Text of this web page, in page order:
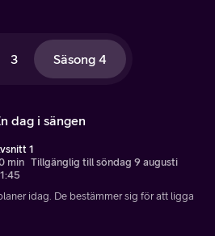
3 Säsong 4
dag i sängen
1
min Tillgänglig till söndag 9 augusti
idag. De bestämmer sig för att ligga